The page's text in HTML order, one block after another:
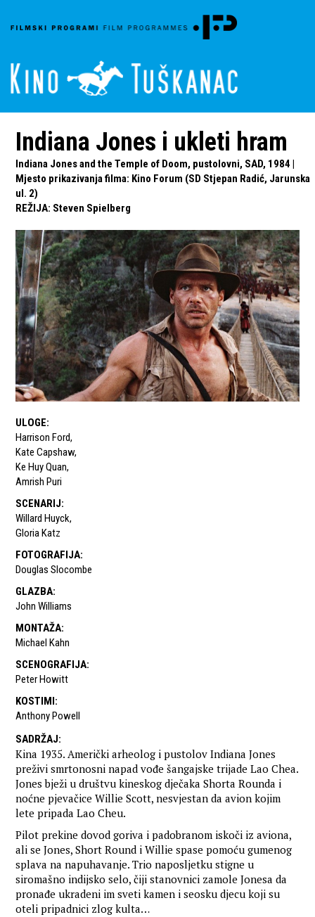
Indiana Jones i ukleti hram
Indiana Jones and the Temple of Doom, pustolovni, SAD, 1984 |
Mjesto prikazivanja filma: Kino Forum (SD Stjepan Radić, Jarunska
ul. 2)
REŽIJA: Steven Spielberg
ULOGE:
Harrison Ford,
Kate Capshaw,
Ke Huy Quan,
Amrish Puri
SCENARIJ:
Willard Huyck,
Gloria Katz
FOTOGRAFIJA:
Douglas Slocombe
GLAZBA:
John Williams
MONTAŽA:
Michael Kahn
SCENOGRAFIJA:
Peter Howitt
KOSTIMI:
Anthony Powell
SADRŽAJ:
Kina 1935. Američki arheolog i pustolov Indiana Jones
preživi smrtonosni napad vođe šangajske trijade Lao Chea.
Jones bježi u društvu kineskog dječaka Shorta Rounda i
noćne pjevačice Willie Scott, nesvjestan da avion kojim
lete pripada Lao Cheu.
Pilot prekine dovod goriva i padobranom iskoči iz aviona,
ali se Jones, Short Round i Willie spase pomoću gumenog
splava na napuhavanje. Trio naposljetku stigne u
siromašno indijsko selo, čiji stanovnici zamole Jonesa da
pronađe ukradeni im sveti kamen i seosku djecu koji su
oteli pripadnici zlog kulta…